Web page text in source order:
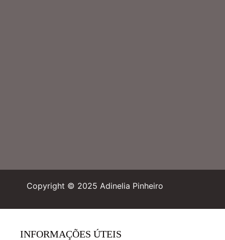
Copyright © 2025 Adinelia Pinheiro
INFORMAÇÕES ÚTEIS